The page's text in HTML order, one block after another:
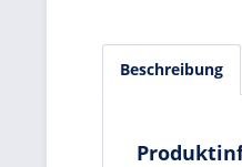
Beschreibung